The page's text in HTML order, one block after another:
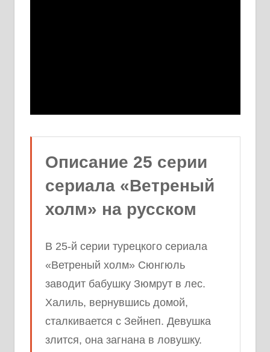
Описание 25 серии
сериала «Ветреный
холм» на русском
В 25-й серии турецкого сериала
«Ветреный холм» Сюнгюль
заводит бабушку Зюмрут в лес.
Халиль, вернувшись домой,
сталкивается с Зейнеп. Девушка
злится, она загнана в ловушку.